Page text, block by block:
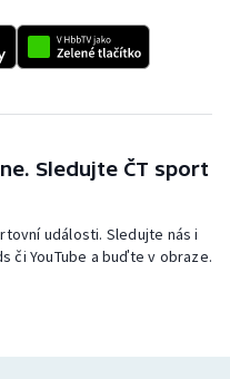
Sledujte ČT sport
události. Sledujte nás i
či YouTube a buďte v obraze.